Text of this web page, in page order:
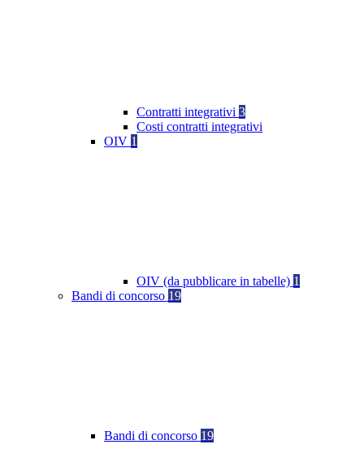
Contratti integrativi 3
Costi contratti integrativi
OIV 1
OIV (da pubblicare in tabelle) 1
Bandi di concorso 19
Bandi di concorso 19